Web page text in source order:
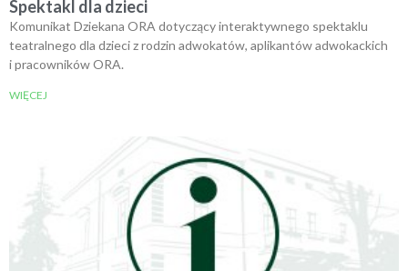
Spektakl dla dzieci
Komunikat Dziekana ORA dotyczący interaktywnego spektaklu
teatralnego dla dzieci z rodzin adwokatów, aplikantów adwokackich
i pracowników ORA.
WIĘCEJ